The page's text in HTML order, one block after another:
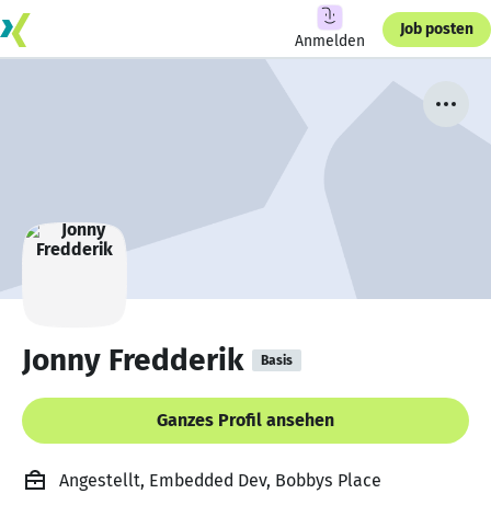
Anmelden
Job posten
Jonny Fredderik Basis
Ganzes Profil ansehen
Angestellt, Embedded Dev, Bobbys Place